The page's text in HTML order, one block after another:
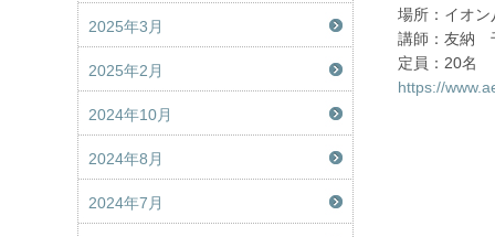
2025年3月
2025年2月
2024年10月
2024年8月
2024年7月
場所：イオ
講師：友納
定員：20名
https://